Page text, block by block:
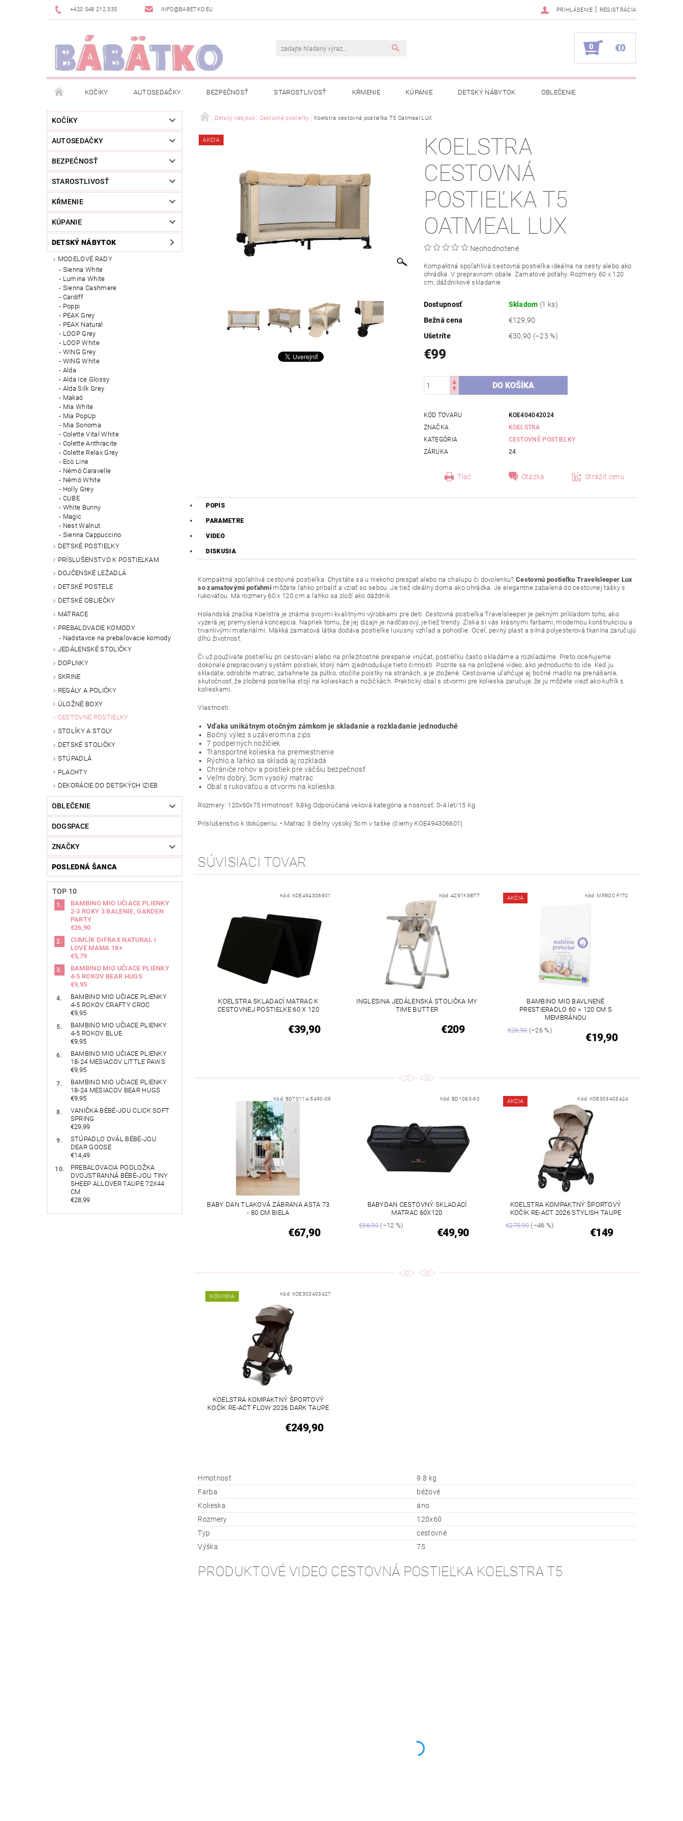
+420 548 212 335 INFO@BABETKO.EU PRIHLÁSENIE | REGISTRÁCIA
0 €0
KOČÍKY AUTOSEDAČKY BEZPEČNOSŤ STAROSTLIVOSŤ KŔMENIE KÚPANIE DETSKÝ NÁBYTOK OBLEČENIE
DOGSPACE POSLEDNÁ ŠANCA OBCHODNÉ PODMIENKY OCHRANA OSOBNÝCH ÚDAJOV
NOVINKY MOJA OBJEDNÁVKA
KOČÍKY
AUTOSEDAČKY
BEZPEČNOSŤ
STAROSTLIVOSŤ
KŔMENIE
KÚPANIE
DETSKÝ NÁBYTOK
MODELOVÉ RADY
Sienna White
Lumina White
Sienna Cashmere
Cardiff
Poppi
PEAK Grey
PEAK Natural
LOOP Grey
LOOP White
WING Grey
WING White
Alda
Alda Ice Glossy
Alda Silk Grey
Makaó
Mia White
Mia PopUp
Mia Sonoma
Colette Vital White
Colette Anthracite
Colette Relax Grey
Eco Line
Némó Caravelle
Némó White
Holly Grey
CUBE
White Bunny
Magic
Nest Walnut
Sienna Cappuccino
DETSKÉ POSTIEĽKY
PRÍSLUŠENSTVO K POSTIEĽKAM
DOJČENSKÉ LEŽADLÁ
DETSKÉ POSTELE
DETSKÉ OBLIEČKY
MATRACE
PREBAĽOVACIE KOMODY
Nadstavce na prebaľovacie komody
JEDÁLENSKÉ STOLIČKY
DOPLNKY
SKRINE
REGÁLY A POLIČKY
ÚLOŽNÉ BOXY
CESTOVNÉ POSTIEĽKY
STOLÍKY A STOLY
DETSKÉ STOLIČKY
STÚPADLÁ
PLACHTY
DEKORÁCIE DO DETSKÝCH IZIEB
OBLEČENIE
DOGSPACE
ZNAČKY
POSLEDNÁ ŠANCA
TOP 10
BAMBINO MIO UČIACE PLIENKY
2-3 ROKY 3 BALENIE, GARDEN
PARTY
€26,90
CUMLÍK DIFRAX NATURAL I
LOVE MAMA 18+
€5,79
BAMBINO MIO UČIACE PLIENKY
4-5 ROKOV BEAR HUGS
€9,95
BAMBINO MIO UČIACE PLIENKY
4-5 ROKOV CRAFTY CROC
€9,95
BAMBINO MIO UČIACE PLIENKY
4-5 ROKOV BLUE
€9,95
BAMBINO MIO UČIACE PLIENKY
18-24 MESIACOV LITTLE PAWS
€9,95
BAMBINO MIO UČIACE PLIENKY
18-24 MESIACOV BEAR HUGS
€9,95
VANIČKA BÉBÉ-JOU CLICK SOFT
SPRING
€29,99
STÚPADLO OVÁL BÉBÉ-JOU
DEAR GOOSE
€14,49
PREBAĽOVACIA PODLOŽKA
DVOJSTRANNÁ BÉBÉ-JOU TINY
SHEEP ALLOVER TAUPE 72X44
CM
€28,99
Detský nábytok Cestovné postieľky Koelstra cestovná postieľka T5 Oatmeal LUX
AKCIA
KOELSTRA
CESTOVNÁ
POSTIEĽKA T5
OATMEAL LUX
Neohodnotené
Kompaktná spoľahlivá cestovná postieľka ideálna na cesty alebo ako
ohrádka. V prepravnom obale. Zamatové poťahy. Rozmery 60 x 120
cm, dáždnikové skladanie.
Dostupnosť Skladom (1 ks)
Bežná cena
€129,90
Ušetríte
€30,90 (–23 %)
€99
KÓD TOVARU
KOE404042024
ZNAČKA
KOELSTRA
KATEGÓRIA
CESTOVNÉ POSTIEĽKY
ZÁRUKA
24
Tlač Otázka Strážiť cenu
POPIS
PARAMETRE
VIDEO
DISKUSIA
Kompaktná spoľahlivá cestovná postieľka. Chystáte sa u niekoho prespať alebo na chalupu či dovolenku?Cestovnú postieľku Travelsleeper Lux
so zamatovými poťahmi môžete ľahko pribaliť a vziať so sebou. Je tiež ideálny doma ako ohrádka. Je elegantne zabalená do cestovnej tašky s
rukoväťou. Má rozmery 60 x 120 cm a ľahko sa zloží ako dáždnik.
Holandská značka Koelstra je známa svojimi kvalitnými výrobkami pre deti. Cestovná postieľka Travelsleeper je pekným príkladom toho, ako
vyzerá jej premyslená koncepcia. Napriek tomu, že jej dizajn je nadčasový, je tiež trendy. Získa si vás krásnymi farbami, modernou konštrukciou a
trvanlivými materiálmi. Mäkká zamatová látka dodáva postieľke luxusný vzhľad a pohodlie. Oceľ, pevný plast a silná polyesterová tkanina zaručujú
dlhú životnosť.
Či už používate postieľku pri cestovaní alebo na príležitostné prespanie vnúčat, postieľku často skladáme a rozkladáme. Preto oceňujeme
dokonale prepracovaný systém poistiek, ktorý nám zjednodušuje tieto činnosti. Pozrite sa na priložené video, ako jednoducho to ide. Keď ju
skladáte, odrobíte matrac, zatiahnete za pútko, otočíte poistky na stranách, a je zložené. Cestovanie uľahčuje aj bočné madlo na prenášanie,
skutočnosť, že zložená postieľka stojí na kolieskach a nožičkách. Praktický obal s otvormi pre kolieska zaručuje, že ju môžete viezť ako kufrík s
kolieskami.
Vlastnosti:
Vďaka unikátnym otočným zámkom je skladanie a rozkladanie jednoduché
Bočný výlez s uzáverom na zips
7 podperných nožičiek
Transportné kolieska na premiestnenie
Rýchlo a ľahko sa skladá aj rozkladá
Chrániče rohov a poistiek pre väčšiu bezpečnosť
Veľmi dobrý, 3cm vysoký matrac
Obal s rukoväťou a otvormi na kolieska.
Rozmery: 120x60x75 Hmotnosť: 9,8kg Odporúčaná veková kategória a nosnosť: 0-4 let/15 Kg
Príslušenstvo k dokúpeniu: • Matrac 3 dielny vysoký 5cm v taške (čierny KOE494306601)
SÚVISIACI TOVAR
Kód: KOE494306601
KOELSTRA SKLADACÍ MATRAC K
CESTOVNEJ POSTIEĽKE 60 X 120
€39,90
Kód:AZ91K9BTT
INGLESINA JEDÁLENSKÁ STOLIČKA MY
TIME BUTTER
€209
AKCIA Kód: MPROC FITC
BAMBINO MIO BAVLNENÉ
PRESTIERADLO 60 × 120 CM S
MEMBRÁNOU
€26,90(–26 %)
€19,90
Kód: BD70114-5490-09
BABY DAN TLAKOVÁ ZÁBRANA ASTA 73
- 80 CM BIELA
€67,90
Kód: BD1083-60
BABYDAN CESTOVNÝ SKLADACÍ
MATRAC 60X120
€56,90(–12 %)
€49,90
AKCIA Kód: KOE303403424
KOELSTRA KOMPAKTNÝ ŠPORTOVÝ
KOČÍK RE-ACT 2026 STYLISH TAUPE
€279,90 (–46 %)
€149
NOVINKA Kód: KOE303403427
KOELSTRA KOMPAKTNÝ ŠPORTOVÝ
KOČÍK RE-ACT FLOW 2026 DARK TAUPE
€249,90
Hmotnosť
9.8 kg
Farba
béžové
Kolieska
áno
Rozmery
120x60
Typ
cestovné
Výška
75
PRODUKTOVÉ VIDEO CESTOVNÁ POSTIEĽKA KOELSTRA T5